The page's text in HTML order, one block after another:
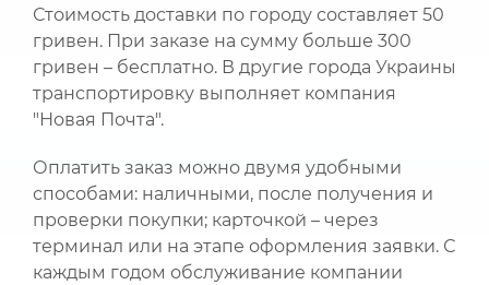
Стоимость доставки по городу составляет 50
гривен. При заказе на сумму больше 300
гривен – бесплатно. В другие города Украины
транспортировку выполняет компания
"Новая Почта".
Оплатить заказ можно двумя удобными
способами: наличными, после получения и
проверки покупки; карточкой – через
терминал или на этапе оформления заявки. С
каждым годом обслуживание компании